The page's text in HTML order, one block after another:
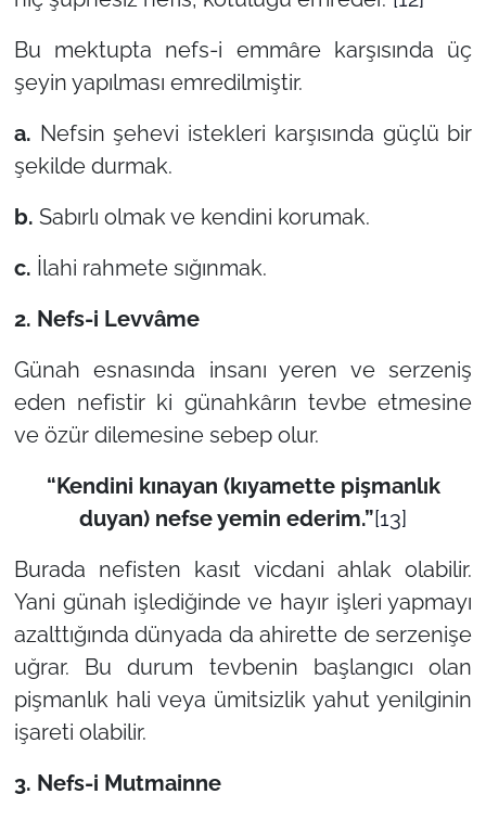
Bu mektupta nefs-i emmâre karşısında üç
şeyin yapılması emredilmiştir.
a. Nefsin şehevi istekleri karşısında güçlü bir
şekilde durmak.
b. Sabırlı olmak ve kendini korumak.
c. İlahi rahmete sığınmak.
2. Nefs-i Levvâme
Günah esnasında insanı yeren ve serzeniş
eden nefistir ki günahkârın tevbe etmesine
ve özür dilemesine sebep olur.
“Kendini kınayan (kıyamette pişmanlık
duyan) nefse yemin ederim.”[13]
Burada nefisten kasıt vicdani ahlak olabilir.
Yani günah işlediğinde ve hayır işleri yapmayı
azalttığında dünyada da ahirette de serzenişe
uğrar. Bu durum tevbenin başlangıcı olan
pişmanlık hali veya ümitsizlik yahut yenilginin
işareti olabilir.
3. Nefs-i Mutmainne